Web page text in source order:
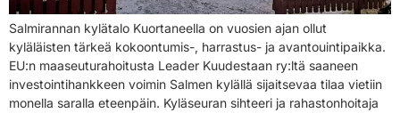
Salmirannan kylätalo Kuortaneella on vuosien ajan ollut
kyläläisten tärkeä kokoontumis-, harrastus- ja avantouintipaikka.
EU:n maaseuturahoitusta Leader Kuudestaan ry:ltä saaneen
investointihankkeen voimin Salmen kylällä sijaitsevaa tilaa vietiin
monella saralla eteenpäin. Kyläseuran sihteeri ja rahastonhoitaja